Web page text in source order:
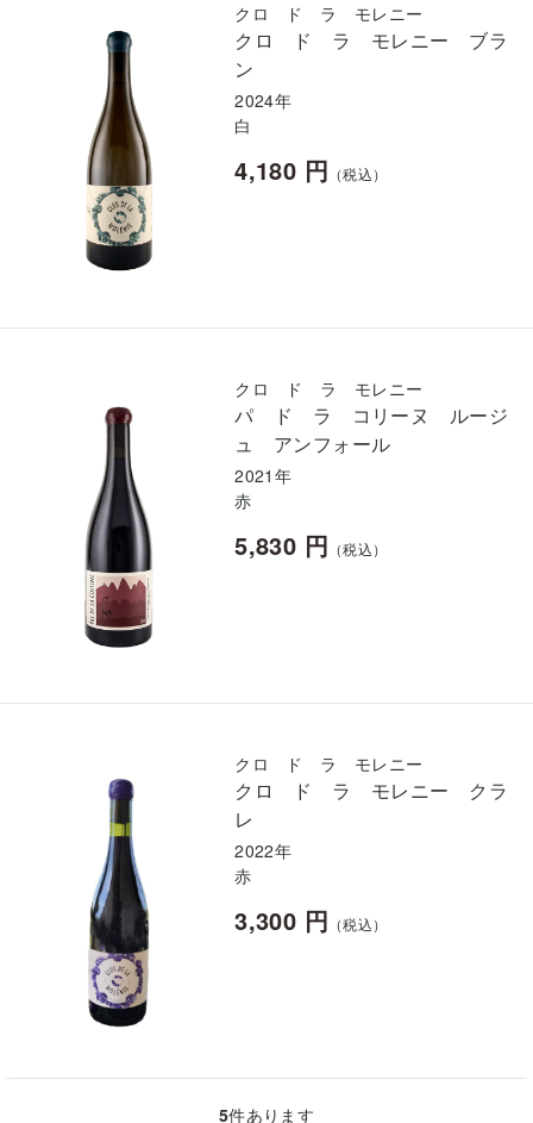
クロ ド ラ モレニー
クロ ド ラ モレニー ブラ
ン
2024年
白
4,180 円 （税込）
クロ ド ラ モレニー
パ ド ラ コリーヌ ルージ
ュ アンフォール
2021年
赤
5,830 円 （税込）
クロ ド ラ モレニー
クロ ド ラ モレニー クラ
レ
2022年
赤
3,300 円 （税込）
5件あります